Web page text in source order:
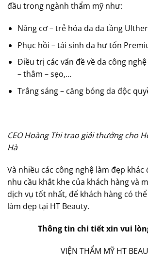
đầu trong ngành thẩm mỹ như:
Nâng cơ – trẻ hóa da đa tầng
Phục hồi – tái sinh da hư tổn
Điều trị các vấn đề về da công
– thâm – sẹo,…
Trắng sáng – căng bóng da độc
CEO Hoàng Thi trao giải thưởng cho
Hà
Và nhiều các công nghệ làm đẹp
nhu cầu khắt khe của khách hàng và
dịch vụ tốt nhất, để khách hàng có
làm đẹp tại HT Beauty.
Thông tin chi tiết xin vui
VIỆN THẨM MỸ HT